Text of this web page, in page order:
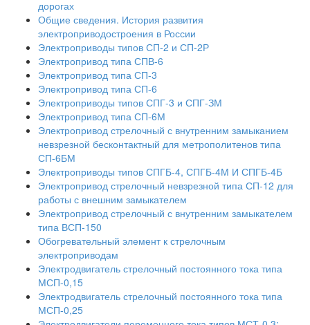
дорогах
Общие сведения. История развития
электроприводостроения в России
Электроприводы типов СП-2 и СП-2Р
Электропривод типа СПВ-6
Электропривод типа СП-3
Электропривод типа СП-6
Электроприводы типов СПГ-3 и СПГ-ЗМ
Электропривод типа СП-6М
Электропривод стрелочный с внутренним замыканием
невзрезной бесконтактный для метрополитенов типа
СП-6БМ
Электроприводы типов СПГБ-4, СПГБ-4М И СПГБ-4Б
Электропривод стрелочный невзрезной типа СП-12 для
работы с внешним замыкателем
Электропривод стрелочный с внутренним замыкателем
типа ВСП-150
Обогревательный элемент к стрелочным
электроприводам
Электродвигатель стрелочный постоянного тока типа
МСП-0,15
Электродвигатель стрелочный постоянного тока типа
МСП-0,25